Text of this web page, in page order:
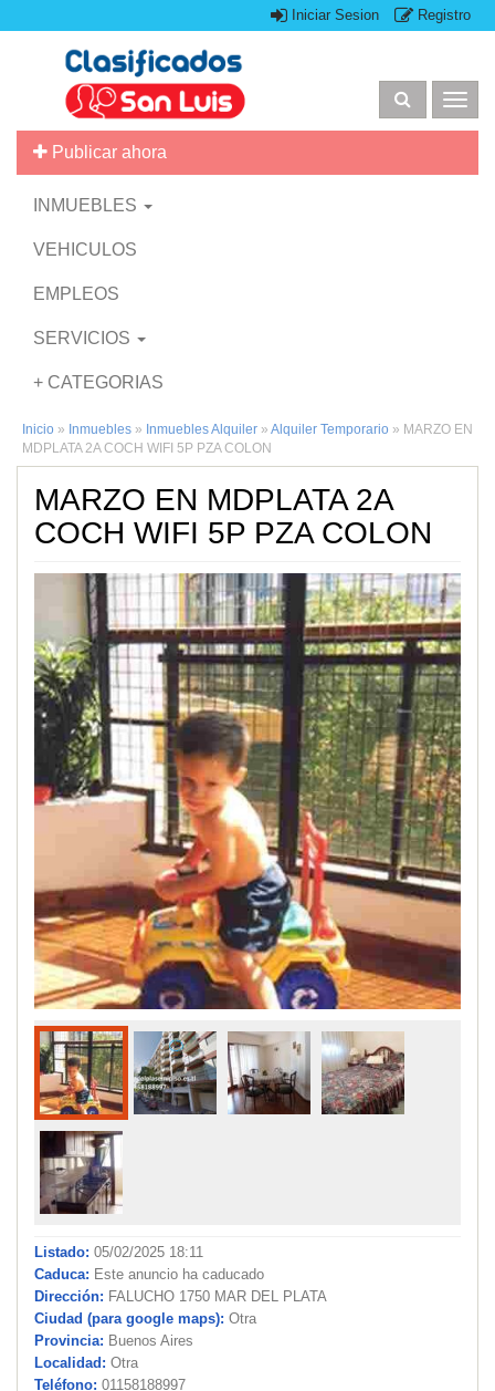
Iniciar Sesion Registro
Publicar ahora
INMUEBLES
VEHICULOS
EMPLEOS
SERVICIOS
+ CATEGORIAS
Inicio » Inmuebles » Inmuebles Alquiler » Alquiler Temporario » MARZO EN
MDPLATA 2A COCH WIFI 5P PZA COLON
MARZO EN MDPLATA 2A
COCH WIFI 5P PZA COLON
Listado: 05/02/2025 18:11
Caduca: Este anuncio ha caducado
Dirección: FALUCHO 1750 MAR DEL PLATA
Ciudad (para google maps): Otra
Provincia: Buenos Aires
Localidad: Otra
Teléfono: 01158188997